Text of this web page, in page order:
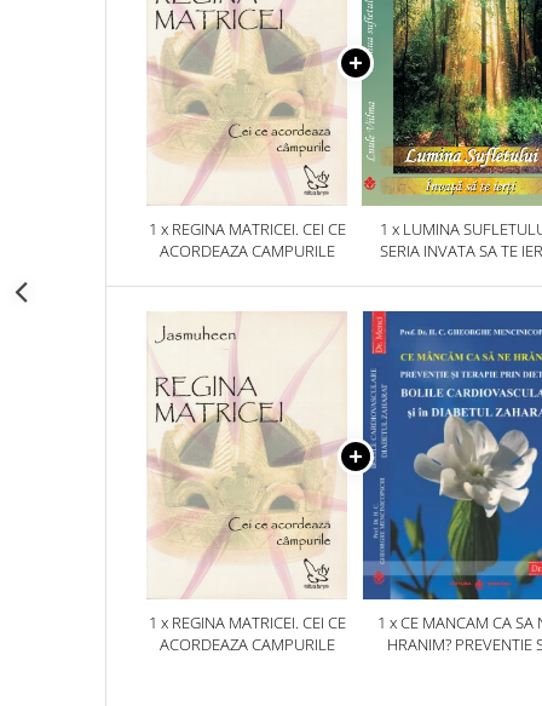
1 x REGINA MATRICEI. CEI CE
ACORDEAZA CAMPURILE
1 x LUMINA
SERIA INVATA SA TE
1 x REGINA MATRICEI. CEI CE
ACORDEAZA CAMPURILE
1 x CE MANCAM CA SA
HRANIM? PREVENTIE